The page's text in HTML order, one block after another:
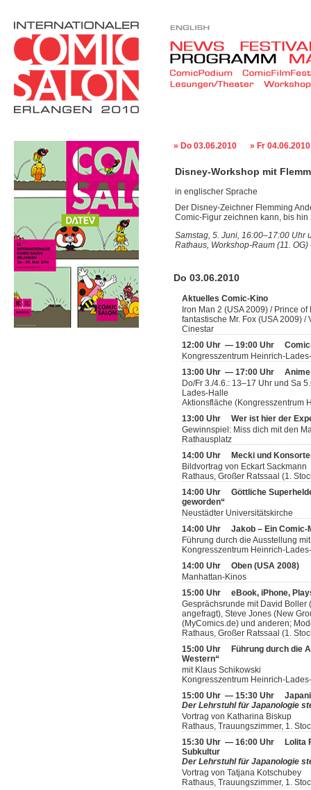
» Do 03.06.2010 » Fr 04.06.2010
Disney-Workshop mit
in englischer Sprache
Der Disney-Zeichner Flemming
Comic-Figur zeichnen kann, bis
Samstag, 5. Juni, 16:00–17:00 Uhr
Rathaus, Workshop-Raum (11.
Do 03.06.2010
Aktuelles Comic-Kino
Iron Man 2 (USA 2009) / Prince
fantastische Mr. Fox (USA 2009)
Cinestar
12:00 Uhr — 19:00 Uhr
Kongresszentrum Heinrich-
13:00 Uhr — 17:00 Uhr
Do/Fr 3./4.6.: 13–17 Uhr und Sa
Lades-Halle
Aktionsfläche (Kongresszentrum
13:00 Uhr Wer ist hier der
Gewinnspiel: Miss dich mit den
Rathausplatz
14:00 Uhr
Mecki und
Bildvortrag von Eckart Sackmann
Rathaus, Großer Ratssaal (1.
14:00 Uhr Göttliche
geworden“
Neustädter Universitätskirche
14:00 Uhr Jakob – Ein Comic-
Führung durch die Ausstellung
Kongresszentrum Heinrich-
14:00 Uhr Oben (USA 2008)
Manhattan-Kinos
15:00 Uhr eBook, iPhone,
Gesprächsrunde mit David Boller
angefragt), Steve Jones (New
(MyComics.de) und anderen;
Rathaus, Großer Ratssaal (1.
15:00 Uhr
Führung durch die
Western“
mit Klaus Schikowski
Kongresszentrum Heinrich-
15:00 Uhr — 15:30 Uhr
Der Lehrstuhl für Japanologie
Vortrag von Katharina Biskup
Rathaus, Trauungszimmer, 1.
15:30 Uhr — 16:00 Uhr
Lolita
Subkultur
Der Lehrstuhl für Japanologie
Vortrag von Tatjana Kotschubey
Rathaus, Trauungszimmer, 1.